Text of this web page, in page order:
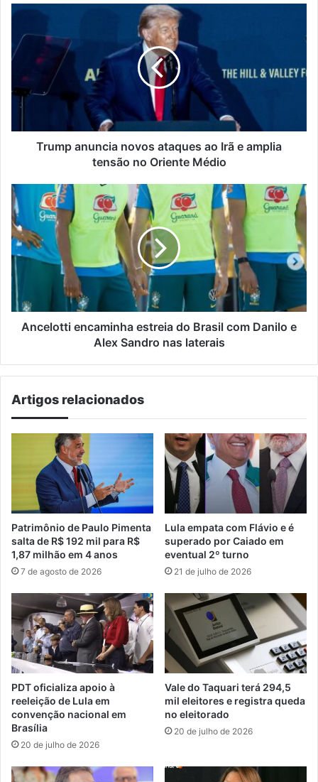
Trump
novos
ataques
e
tensão
Trump anuncia novos ataques ao Irã e amplia
tensão no Oriente Médio
Ancelotti
encaminha
estreia
do
Brasil
com
Danilo
Alex
Sandro
Ancelotti encaminha estreia do Brasil com Danilo e
Alex Sandro nas laterais
Artigos relacionados
Patrimônio de Paulo Pimenta
salta de R$ 192 mil para R$
1,87 milhão em 4 anos
7 de agosto de 2026
Lula empata com Flávio e é
superado por Caiado em
eventual 2º turno
21 de julho de 2026
PDT oficializa apoio à
reeleição de Lula em
convenção nacional em
Brasília
20 de julho de 2026
Vale do Taquari terá 294,5
mil eleitores e registra queda
no eleitorado
20 de julho de 2026